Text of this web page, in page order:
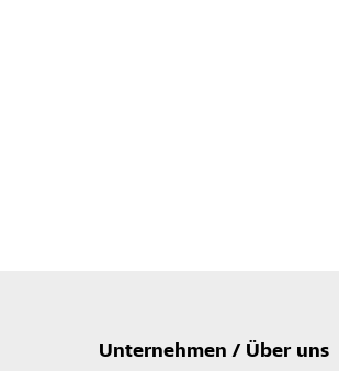
Unternehmen / Über uns